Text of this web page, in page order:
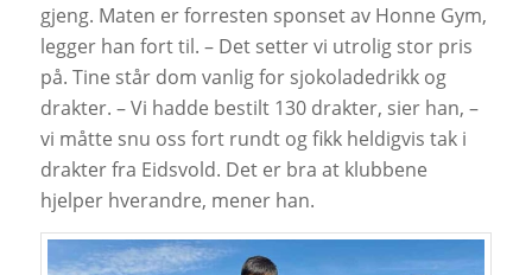
gjeng. Maten er forresten sponset av Honne Gym,
legger han fort til. – Det setter vi utrolig stor pris
på. Tine står dom vanlig for sjokoladedrikk og
drakter. – Vi hadde bestilt 130 drakter, sier han, –
vi måtte snu oss fort rundt og fikk heldigvis tak i
drakter fra Eidsvold. Det er bra at klubbene
hjelper hverandre, mener han.